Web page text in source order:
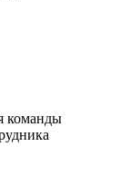
команды